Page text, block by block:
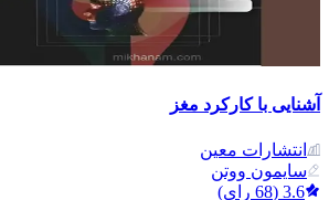
آشنایی با کارکرد مغز
انتشارات معین
سایمون ووتن
3.6
(
68 رای)